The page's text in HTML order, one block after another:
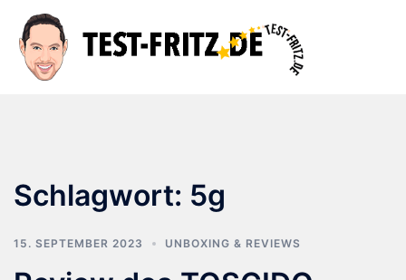
Inhalt
springen
Schlagwort: 5g
15. SEPTEMBER 2023 UNBOXING & REVIEWS